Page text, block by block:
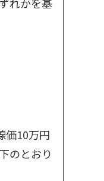
価10万円
のとおり